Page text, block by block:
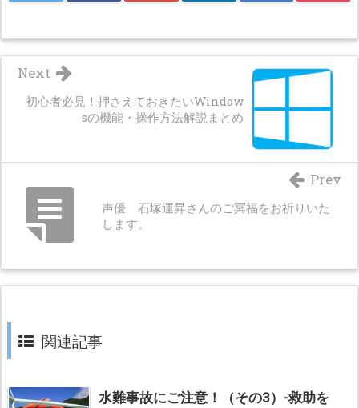
初心者必見！押さえておきたいWindow
sの機能・操作方法解説まとめ
Next
声優 石塚運昇さんのご冥福をお祈りいた
します。
Prev
関連記事
水難事故にご注意！（その3）-救助を